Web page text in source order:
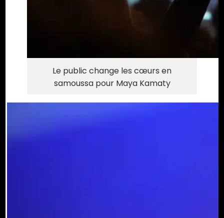
Le public change les cœurs en
samoussa pour Maya Kamaty